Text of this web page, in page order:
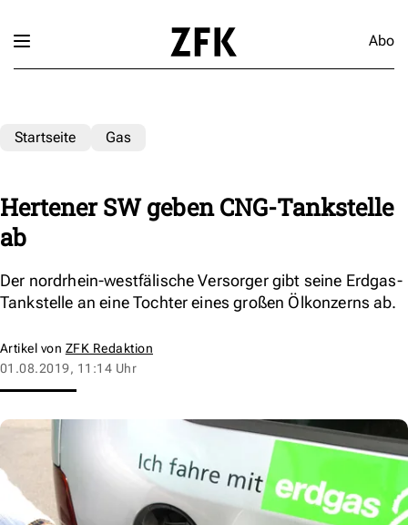
Abo
Startseite Gas
Hertener SW geben CNG-Tankstelle
ab
Der nordrhein-westfälische Versorger gibt seine Erdgas-
Tankstelle an eine Tochter eines großen Ölkonzerns ab.
Artikel von ZFK Redaktion
01.08.2019, 11:14 Uhr